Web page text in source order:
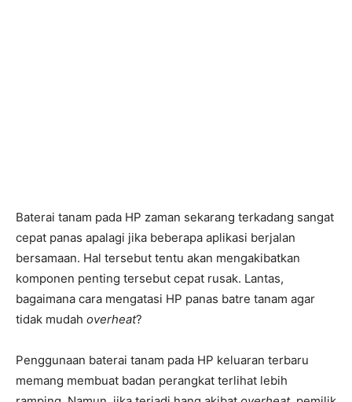
Baterai tanam pada HP zaman sekarang terkadang sangat
cepat panas apalagi jika beberapa aplikasi berjalan
bersamaan. Hal tersebut tentu akan mengakibatkan
komponen penting tersebut cepat rusak. Lantas,
bagaimana cara mengatasi HP panas batre tanam agar
tidak mudah overheat?
Penggunaan baterai tanam pada HP keluaran terbaru
memang membuat badan perangkat terlihat lebih